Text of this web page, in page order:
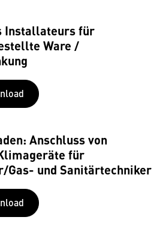
Installateurs für
Ware /
Anschluss von
für
Gas- und Sanitärtechniker